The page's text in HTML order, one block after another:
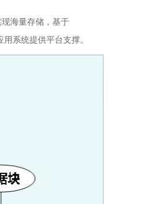
海量存储，基于
系统提供平台支撑。